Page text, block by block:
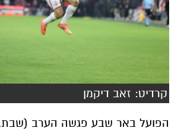
קרדיט: זאב דיקמן